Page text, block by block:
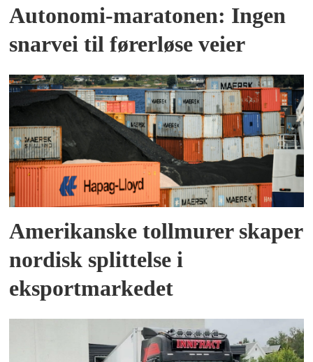
Autonomi-maratonen: Ingen
snarvei til førerløse veier
Amerikanske tollmurer skaper
nordisk splittelse i
eksportmarkedet